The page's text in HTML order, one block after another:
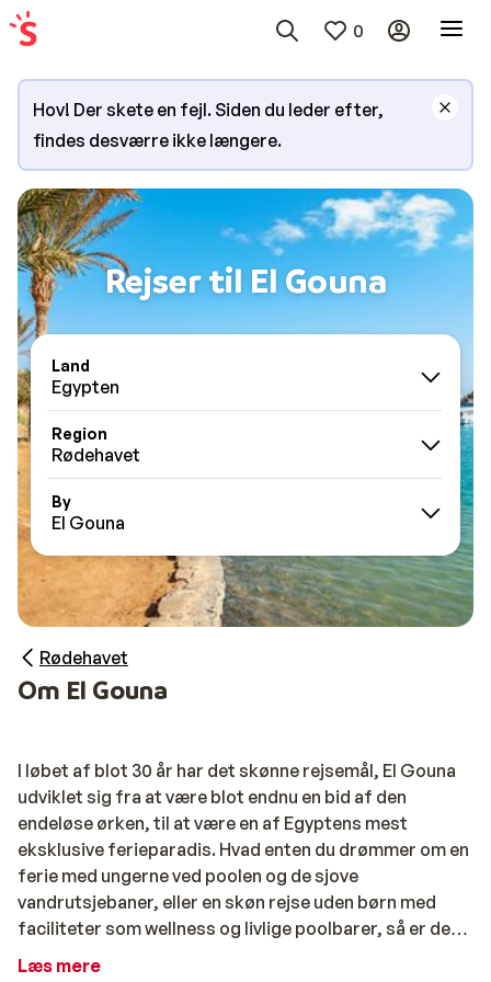
0
Hov! Der skete en fejl. Siden du leder efter,
findes desværre ikke længere.
Rejser til El Gouna
Land
Egypten
Region
Rødehavet
By
El Gouna
Rødehavet
Om El Gouna
I løbet af blot 30 år har det skønne rejsemål, El Gouna
udviklet sig fra at være blot endnu en bid af den
endeløse ørken, til at være en af Egyptens mest
eksklusive ferieparadis. Hvad enten du drømmer om en
ferie med ungerne ved poolen og de sjove
vandrutsjebaner, eller en skøn rejse uden børn med
faciliteter som wellness og livlige poolbarer, så er der
helt sikkert også en rejse, som passer til dig hele året
Læs mere